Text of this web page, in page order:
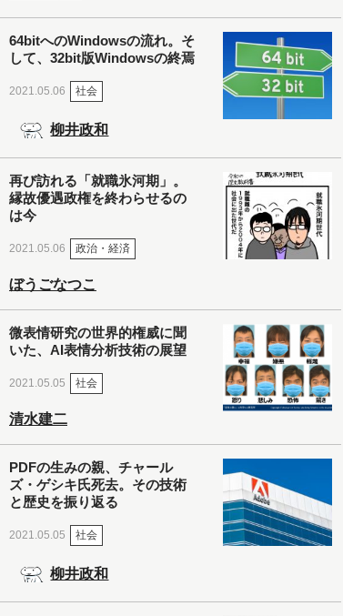
64bitへのWindowsの流れ。そ
して、32bit版Windowsの終焉
2021.05.06 社会
柳井政和
再び訪れる「就職氷河期」。
縁故優遇政権を終わらせるの
は今
2021.05.06 政治・経済
ぼうごなつこ
微表情研究の世界的権威に聞
いた、AI表情分析技術の展望
2021.05.05 社会
清水建二
PDFの生みの親、チャール
ズ・ゲシキ氏死去。その技術
と歴史を振り返る
2021.05.05 社会
柳井政和